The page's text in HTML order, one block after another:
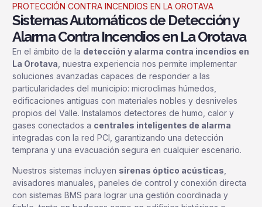
PROTECCIÓN CONTRA INCENDIOS EN LA OROTAVA
Sistemas Automáticos de Detección y
Alarma Contra Incendios en La Orotava
En el ámbito de la detección y alarma contra incendios en
La Orotava , nuestra experiencia nos permite implementar
soluciones avanzadas capaces de responder a las
particularidades del municipio: microclimas húmedos,
edificaciones antiguas con materiales nobles y desniveles
propios del Valle. Instalamos detectores de humo, calor y
gases conectados a centrales inteligentes de alarma
integradas con la red PCI, garantizando una detección
temprana y una evacuación segura en cualquier escenario.
Nuestros sistemas incluyen sirenas óptico acústicas
avisadores manuales, paneles de control y conexión directa
con sistemas BMS para lograr una gestión coordinada y